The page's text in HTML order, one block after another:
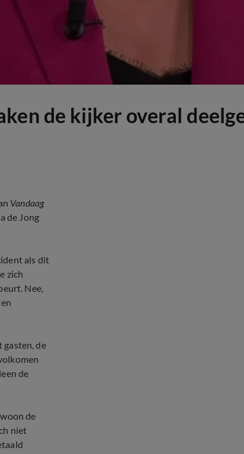
de kijker overal
Vandaag
de Jong
als dit
zich
Nee,
gasten, de
de
de
niet